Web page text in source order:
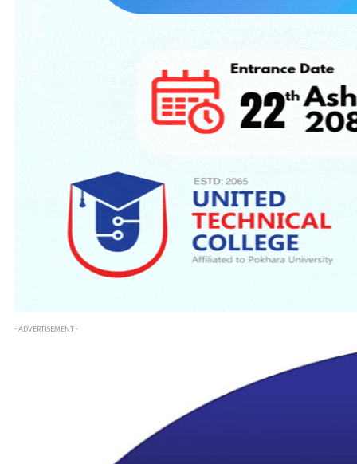
- ADVERTISEMENT -